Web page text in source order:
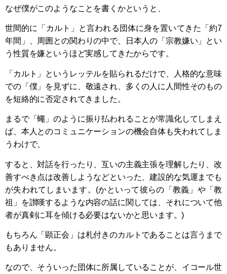
なぜ僕がこのようなことを書くかというと、
世間的に「カルト」と言われる団体に身を置いてきた「約7
年間」、周囲との関わりの中で、日本人の「宗教嫌い」とい
う性質を嫌というほど実感してきたからです。
「カルト」というレッテルを貼られるだけで、人格的な意味
での「僕」を見ずに、敬遠され、多くの人に人間性そのもの
を短絡的に否定されてきました。
まるで「蠅」のように振り払われることが常識化してしまえ
ば、本人とのコミュニケーションの機会自体も失われてしま
うわけで、
すると、対話を行ったり、互いの主義主張を理解したり、改
善すべき点は改善しようなどといった、建設的な気運までも
が失われてしまいます。(かといって彼らの「教義」や「教
祖」を讃嘆するような内容の話に関しては、それについて他
者が真剣に耳を傾ける必要はないかと思います。)
もちろん「顕正会」は札付きのカルトであることは言うまで
もありません。
なので、そういった団体に所属していることが、イコール世